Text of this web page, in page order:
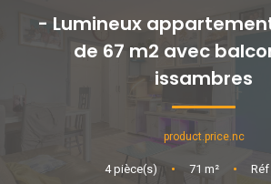
Financement
VENTES
- Lumineux
de 67 m2 avec
issambres
product.price.nc
4pièce(s) • 71 m² • Réf